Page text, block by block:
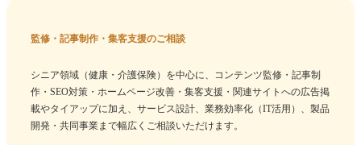
監修・記事制作・集客支援のご相談
シニア領域（健康・介護保険）を中心に、コンテンツ監修・記事制
作・SEO対策・ホームページ改善・集客支援・関連サイトへの広告掲
載やタイアップに加え、サービス設計、業務効率化（IT活用）、製品
開発・共同事業まで幅広くご相談いただけます。